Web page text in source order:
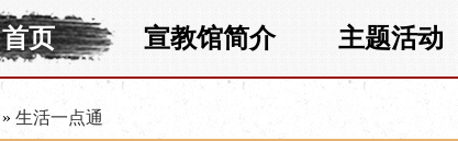
首页 宣教馆简介 主题活动
» 生活一点通